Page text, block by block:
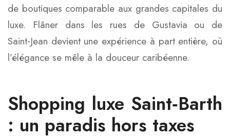
de boutiques comparable aux grandes capitales du
luxe. Flâner dans les rues de Gustavia ou de
Saint‑Jean devient une expérience à part entière, où
l’élégance se mêle à la douceur caribéenne.
Shopping luxe Saint‑Barth
: un paradis hors taxes